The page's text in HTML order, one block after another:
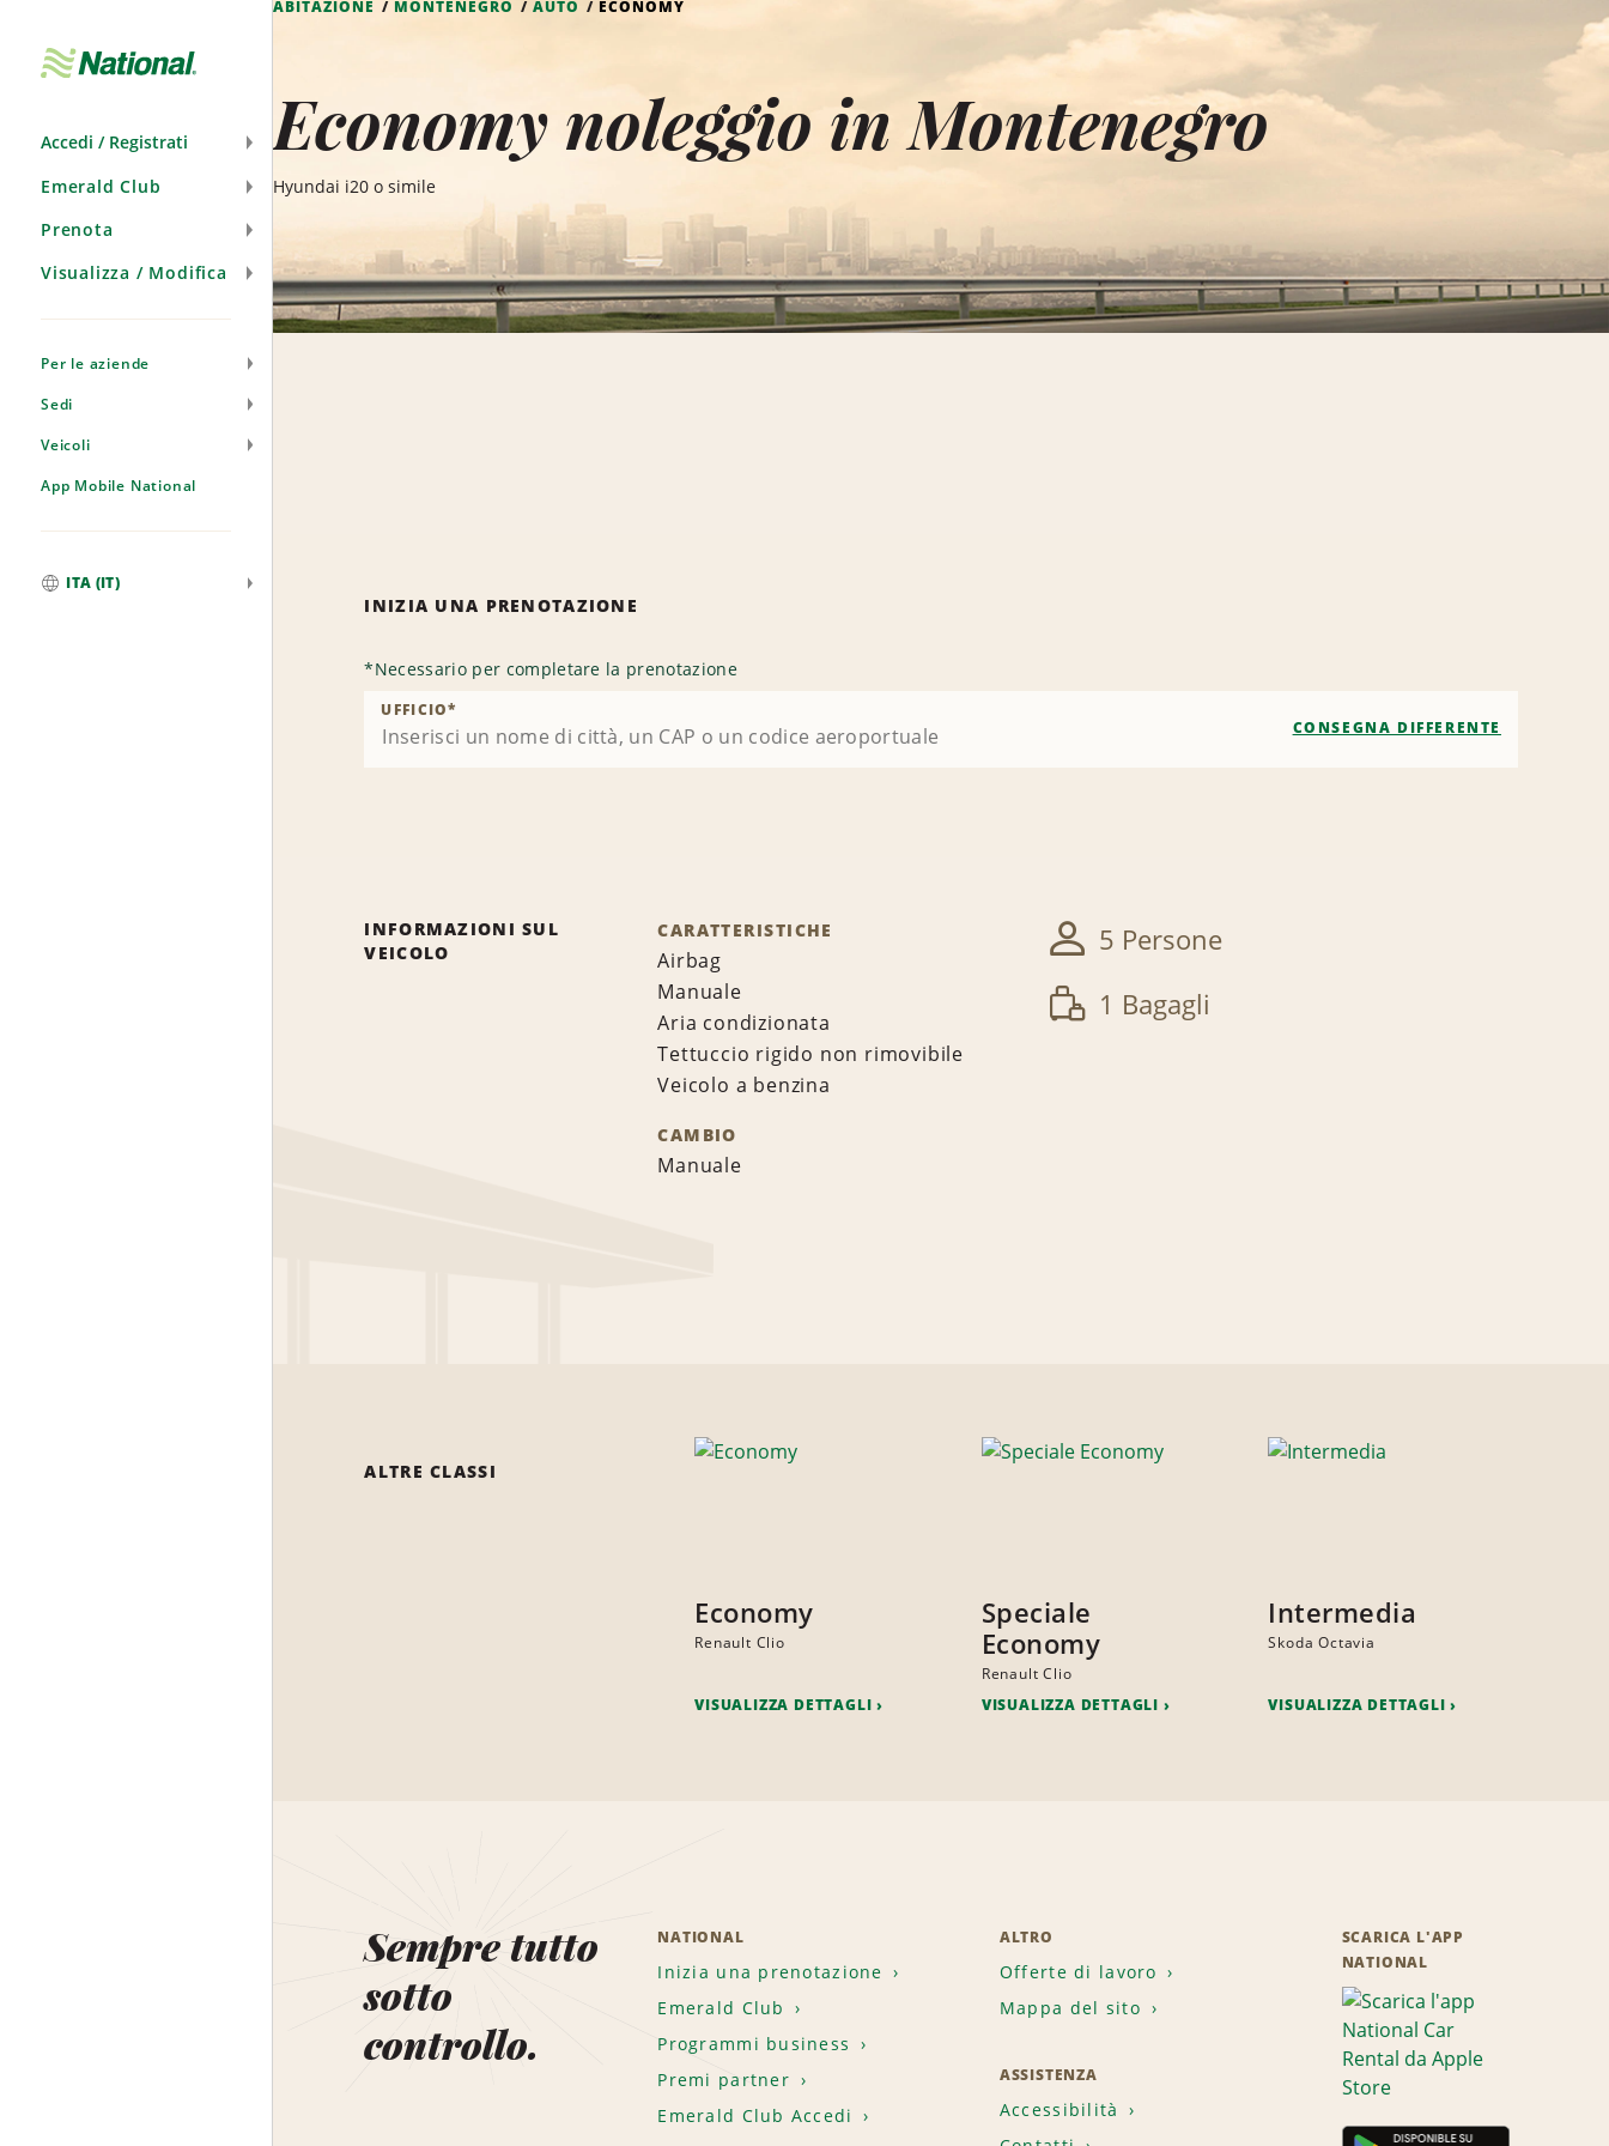
Accedi / Registrati
Emerald Club
Prenota
Visualizza / Modifica
Per le aziende
Sedi
Veicoli
App Mobile National
ITA (IT)
ABITAZIONE MONTENEGRO AUTO ECONOMY
Economy noleggio in Montenegro
Hyundai i20 o simile
INIZIA UNA PRENOTAZIONE
*Necessario per completare la prenotazione
UFFICIO*
CONSEGNA DIFFERENTE
INFORMAZIONI SUL
VEICOLO
CARATTERISTICHE
Airbag
Manuale
Aria condizionata
Tettuccio rigido non rimovibile
Veicolo a benzina
CAMBIO
Manuale
5 Persone
1 Bagagli
ALTRE CLASSI
Economy
Renault Clio
VISUALIZZA DETTAGLI
Speciale
Economy
Renault Clio
VISUALIZZA DETTAGLI
Intermedia
Skoda Octavia
VISUALIZZA DETTAGLI
Sempre tutto
sotto
controllo.
NATIONAL
Inizia una prenotazione
Emerald Club
Programmi business
Premi partner
Emerald Club Accedi
ALTRO
Offerte di lavoro
Mappa del sito
ASSISTENZA
Accessibilità
SCARICA L'APP
NATIONAL